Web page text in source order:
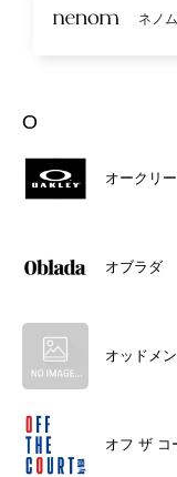
ネノム
O
オークリー
オブラダ
オッドメン
オフ ザ コ